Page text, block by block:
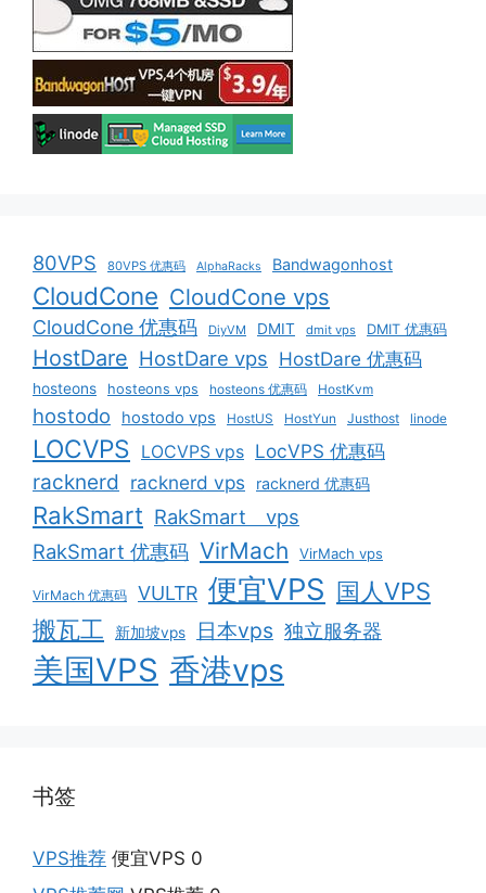
80VPS 80VPS 优惠码 AlphaRacks Bandwagonhost
CloudCone CloudCone vps
CloudCone 优惠码 DiyVM DMIT dmit vps DMIT 优惠码
HostDare HostDare vps HostDare 优惠码
hosteons hosteons vps hosteons 优惠码 HostKvm
hostodo hostodo vps HostUS HostYun Justhost linode
LOCVPS LOCVPS vps LocVPS 优惠码
racknerd racknerd vps racknerd 优惠码
RakSmart RakSmart vps
RakSmart 优惠码 VirMach VirMach vps
VirMach 优惠码 VULTR 便宜VPS 国人VPS
搬瓦工
新加坡vps 日本vps 独立服务器
美国VPS 香港vps
书签
VPS推荐 便宜VPS 0